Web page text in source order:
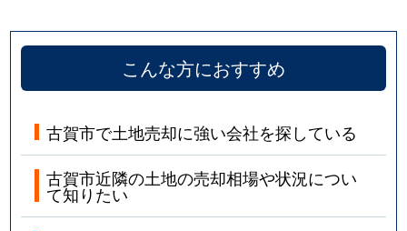
こんな方におすすめ
古賀市で土地売却に強い会社を探している
古賀市近隣の土地の売却相場や状況につい
て知りたい